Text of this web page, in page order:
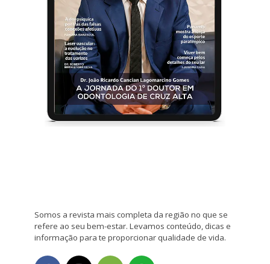
Somos a revista mais completa da região no que se
refere ao seu bem-estar. Levamos conteúdo, dicas e
informação para te proporcionar qualidade de vida.